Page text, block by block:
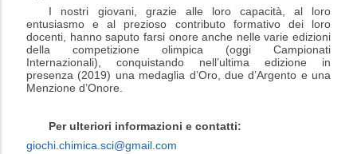
I nostri giovani, grazie alle loro capacità, al loro
entusiasmo e al prezioso contributo formativo dei loro
docenti, hanno saputo farsi onore anche nelle varie edizioni
della competizione olimpica (oggi Campionati
Internazionali), conquistando nell’ultima edizione in
presenza (2019) una medaglia d’Oro, due d’Argento e una
Menzione d’Onore.
Per ulteriori informazioni e contatti:
giochi.chimica.sci@gmail.com